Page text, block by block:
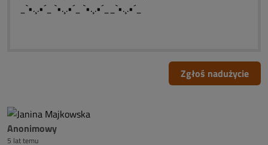
_`•.¸.•´_ `•.¸.•´_ `•.¸.•´__`•.¸.•´_
Zgłoś nadużycie
Anonimowy
5 lat temu